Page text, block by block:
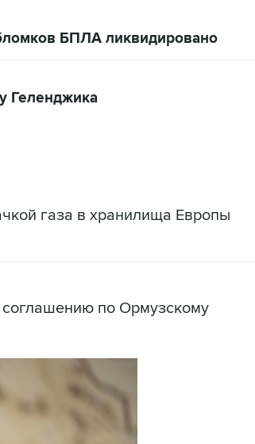
БПЛА ликвидировано
Геленджика
газа в хранилища Европы
по Ормузскому